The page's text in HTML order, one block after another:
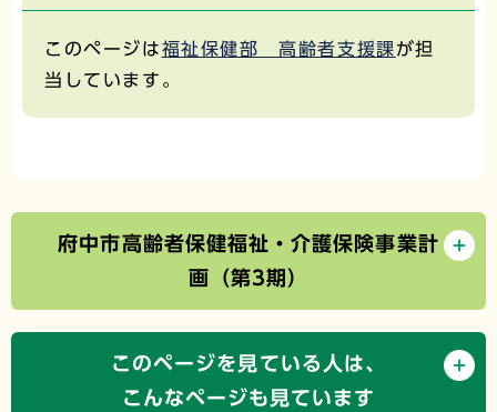
このページは福祉保健部 高齢者支援課が担
当しています。
府中市高齢者保健福祉・介護保険事業計
画（第3期）
このページを見ている人は、
こんなページも見ています